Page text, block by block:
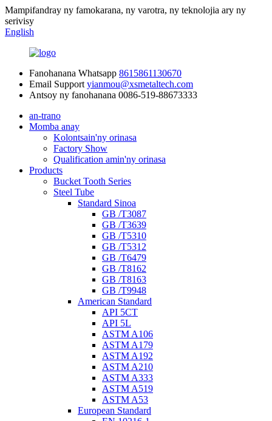
Mampifandray ny famokarana, ny varotra, ny teknolojia ary ny
serivisy
English
Fanohanana Whatsapp 8615861130670
Email Support yianmou@xsmetaltech.com
Antsoy ny fanohanana 0086-519-88673333
an-trano
Momba anay
Kolontsain'ny orinasa
Factory Show
Qualification amin'ny orinasa
Products
Bucket Tooth Series
Steel Tube
Standard Sinoa
GB /T3087
GB /T3639
GB /T5310
GB /T5312
GB /T6479
GB /T8162
GB /T8163
GB /T9948
American Standard
API 5CT
API 5L
ASTM A106
ASTM A179
ASTM A192
ASTM A210
ASTM A333
ASTM A519
ASTM A53
European Standard